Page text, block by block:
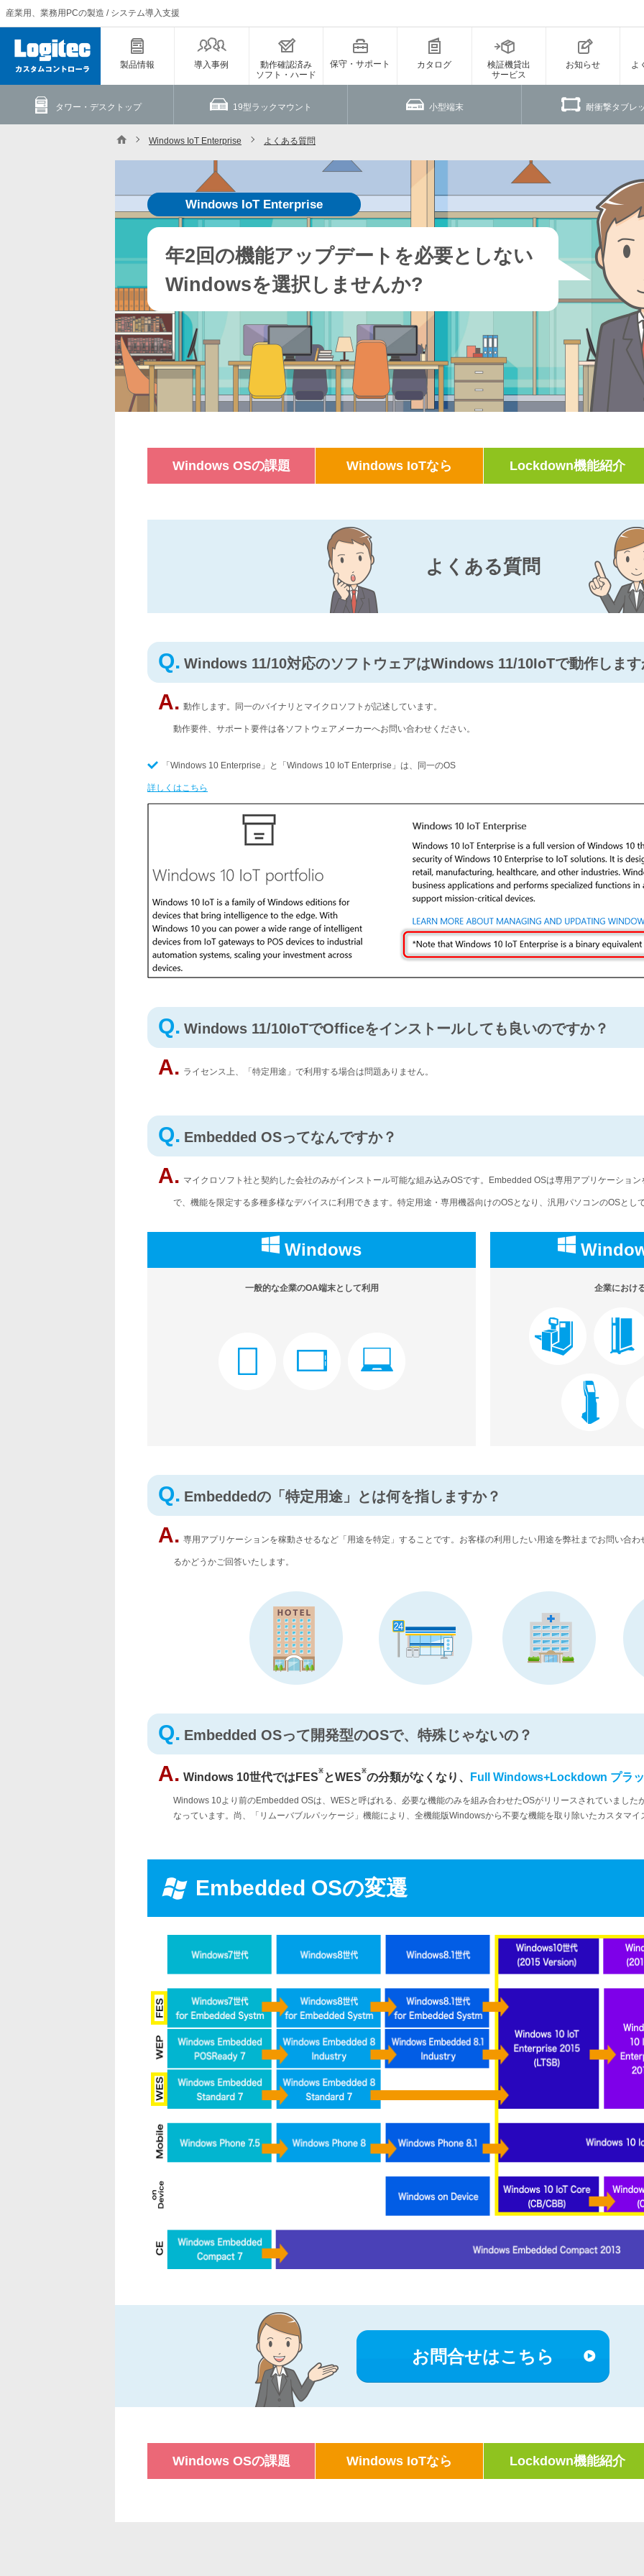
産業用、業務用PCの製造 / システム導入支援
製品情報 導入事例
動作確認済み
ソフト・ハード
保守・サポート カタログ
検証機貸出
サービス
お知らせ よ
タワー・デスクトップ 19型ラックマウント 小型端末 耐衝撃タブレ
Windows IoT Enterprise よくある質問
Windows IoT Enterprise
年2回の機能アップデートを必要としない
Windowsを選択しませんか?
Windows OSの課題 Windows IoTなら Lockdown機能紹介
よくある質問
Q. Windows 11/10対応のソフトウェアはWindows 11/10IoTで動作します
A. 動作します。同一のバイナリとマイクロソフトが記述しています。
動作要件、サポート要件は各ソフトウェアメーカーへお問い合わせください。
「Windows 10 Enterprise」と「Windows 10 IoT Enterprise」は、同一のOS
詳しくはこちら
Q. Windows 11/10IoTでOfficeをインストールしても良いのですか？
A. ライセンス上、「特定用途」で利用する場合は問題ありません。
Q. Embedded OSってなんですか？
A. マイクロソフト社と契約した会社のみがインストール可能な組み込みOSです。Embedded OSは専用アプリケーショ
で、機能を限定する多種多様なデバイスに利用できます。特定用途・専用機器向けのOSとなり、汎用パソコンのOSとし
Windows
一般的な企業のOA端末として利用 企業におけ
Q. Embeddedの「特定用途」とは何を指しますか？
A. 専用アプリケーションを稼動させるなど「用途を特定」することです。お客様の利用したい用途を弊社までお問い合
るかどうかご回答いたします。
Q. Embedded OSって開発型のOSで、特殊じゃないの？
A. Windows 10世代ではFES※ とWES※の分類がなくなり、 Full Windows+Lockdown プラ
Windows 10より前のEmbedded OSは、WESと呼ばれる、必要な機能のみを組み合わせたOSがリリースされていまし
なっています。尚、「リムーバブルパッケージ」機能により、全機能版Windowsから不要な機能を取り除いたカスタマ
Embedded OSの変遷
お問合せはこちら
Windows OSの課題 Windows IoTなら Lockdown機能紹介